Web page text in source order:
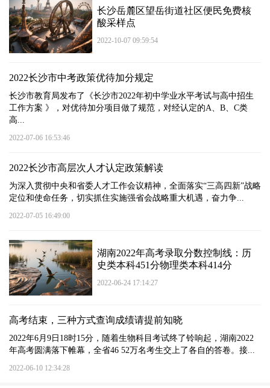
长沙岳麓区望岳街道社区便民免费核
酸采样点
2022-10-07 09:59:54
2022长沙市中考政策优待加分规定
长沙市教育局发布了《长沙市2022年初中学业水平考试与高中招生
工作方案 》，对优待加分项目做了规范，对经认定的A、B、C类
高...
2022-07-06 16:53:46
2022长沙市高层次人才认定政策解读
为深入贯彻中央和省委人才工作会议精神，全面落实“三高四新”战略
定位和使命任务，切实抓住实施强省会战略重大机遇，奋力争...
2022-07-05 16:49:00
湖南2022年高考录取分数控制线：历
史类本科451分物理类本科414分
2022-06-24 17:14:27
高考结束，三种方式查询成绩请提前知晓
2022年6月9日18时15分，随着生物科目考试终了铃响起，湖南2022
年高考圆满落下帷幕，全省46 52万名考生交上了各自的答卷。接...
2022-06-10 12:34:28